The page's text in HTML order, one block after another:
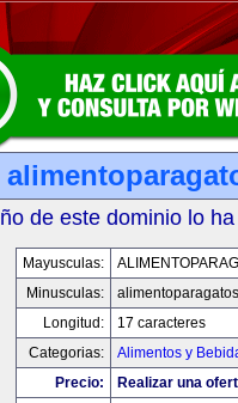
de este dominio lo
Mayusculas:
Minusculas:
Longitud:
17 caracteres
Categorias:
Alimentos y
Precio:
Realizar una